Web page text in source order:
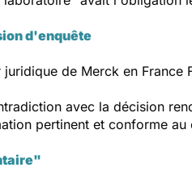
d'enquête
de Merck en France
avec la décision
pertinent et conforme au